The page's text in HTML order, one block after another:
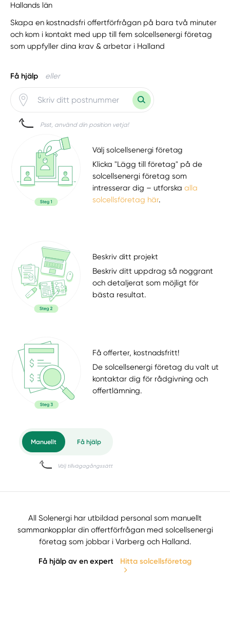
Hallands län
Skapa en kostnadsfri offertförfrågan på bara två minuter
och kom i kontakt med upp till fem solcellsenergi företag
som uppfyller dina krav & arbetar i Halland
Få hjälp eller
Psst, använd din position vetja!
Välj solcellsenergi företag
Klicka "Lägg till företag" på de
solcellsenergi företag som
intresserar dig – utforskaalla
solcellsföretag här.
Beskriv ditt projekt
Beskriv ditt uppdrag så noggrant
och detaljerat som möjligt för
bästa resultat.
Få offerter, kostnadsfritt!
De solcellsenergi företag du valt ut
kontaktar dig för rådgivning och
offertlämning.
All Solenergi har utbildad personal som manuellt
sammankopplar din offertförfrågan med solcellsenergi
företag som jobbar i Varberg och Halland.
Få hjälp av en expert Hitta solcellsföretag